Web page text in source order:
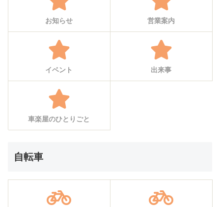
お知らせ 営業案内
イベント 出来事
車楽屋のひとりごと
自転車